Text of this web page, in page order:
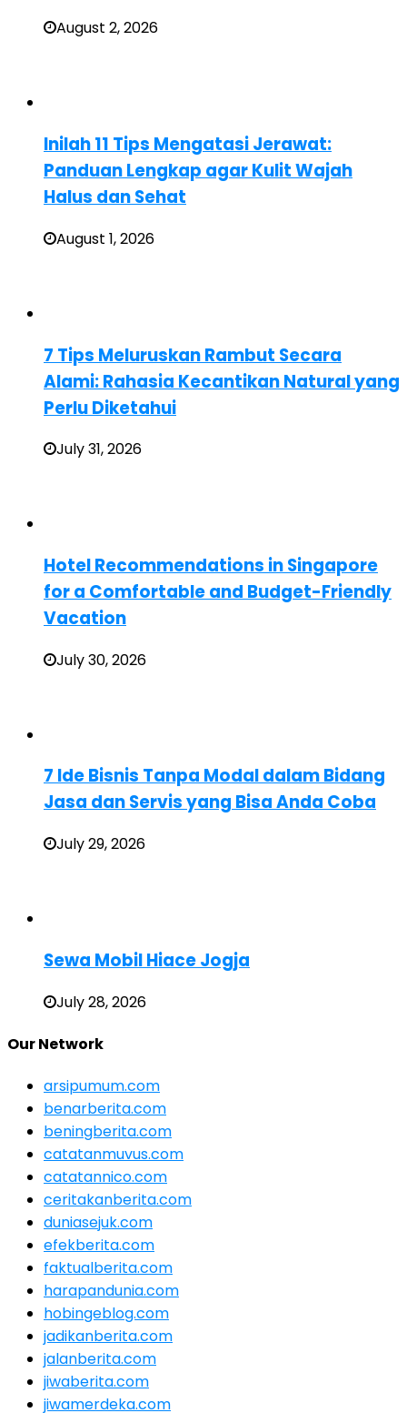
August 2, 2026
Inilah 11 Tips Mengatasi Jerawat:
Panduan Lengkap agar Kulit Wajah
Halus dan Sehat
August 1, 2026
7 Tips Meluruskan Rambut Secara
Alami: Rahasia Kecantikan Natural yang
Perlu Diketahui
July 31, 2026
Hotel Recommendations in Singapore
for a Comfortable and Budget-Friendly
Vacation
July 30, 2026
7 Ide Bisnis Tanpa Modal dalam Bidang
Jasa dan Servis yang Bisa Anda Coba
July 29, 2026
Sewa Mobil Hiace Jogja
July 28, 2026
Our Network
arsipumum.com
benarberita.com
beningberita.com
catatanmuvus.com
catatannico.com
ceritakanberita.com
duniasejuk.com
efekberita.com
faktualberita.com
harapandunia.com
hobingeblog.com
jadikanberita.com
jalanberita.com
jiwaberita.com
jiwamerdeka.com